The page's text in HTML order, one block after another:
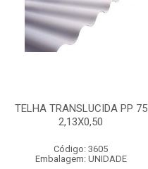
TELHA TRANSLUCIDA PP 75
2,13X0,50
Código: 3605
Embalagem: UNIDADE